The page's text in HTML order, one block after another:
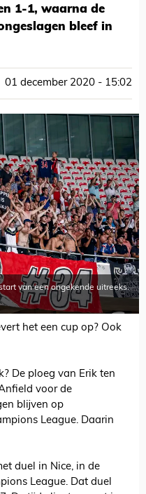
1-1, waarna de
bleef in
01 december 2020 - 15:02
van een ongekende uitreeks.
het een cup op? Ook
De ploeg van Erik ten
voor de
blijven op
League. Daarin
duel in Nice, in de
League. Dat duel